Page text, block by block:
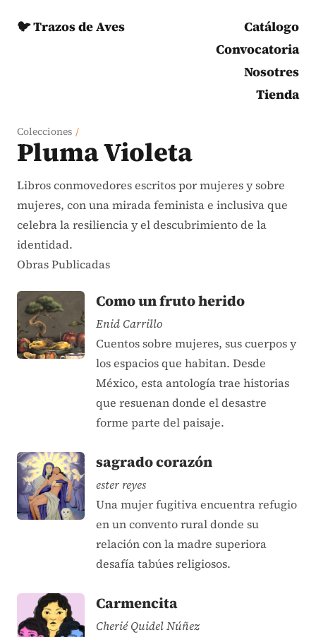
🐦 Trazos de Aves
Catálogo
Convocatoria
Nosotres
Tienda
Colecciones /
Pluma Violeta
Libros conmovedores escritos por mujeres y sobre
mujeres, con una mirada feminista e inclusiva que
celebra la resiliencia y el descubrimiento de la
identidad.
Obras Publicadas
Como un fruto herido
Enid Carrillo
Cuentos sobre mujeres, sus cuerpos y
los espacios que habitan. Desde
México, esta antología trae historias
que resuenan donde el desastre
forme parte del paisaje.
sagrado corazón
ester reyes
Una mujer fugitiva encuentra refugio
en un convento rural donde su
relación con la madre superiora
desafía tabúes religiosos.
Carmencita
Cherié Quidel Núñez